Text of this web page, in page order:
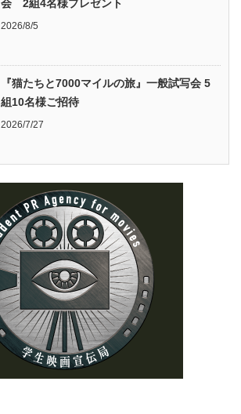
会 2組4名様プレゼント
2026/8/5
『猫たちと7000マイルの旅』一般試写会 5
組10名様ご招待
2026/7/27